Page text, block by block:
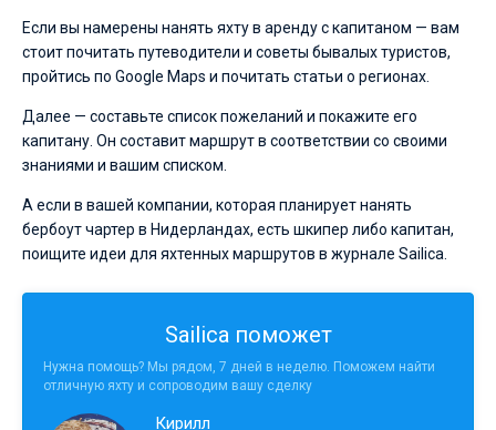
Если вы намерены нанять яхту в аренду с капитаном — вам
стоит почитать путеводители и советы бывалых туристов,
пройтись по Google Maps и почитать статьи о регионах.
Далее — составьте список пожеланий и покажите его
капитану. Он составит маршрут в соответствии со своими
знаниями и вашим списком.
А если в вашей компании, которая планирует нанять
бербоут чартер в Нидерландах, есть шкипер либо капитан,
поищите идеи для яхтенных маршрутов в журнале Sailica.
Sailica поможет
Нужна помощь? Мы рядом, 7 дней в неделю. Поможем найти
отличную яхту и сопроводим вашу сделку
Кирилл